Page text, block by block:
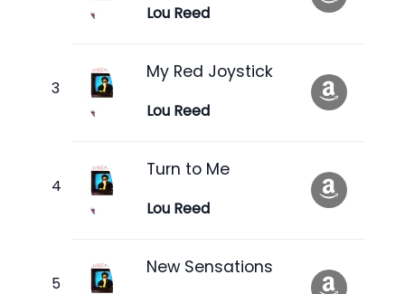
Lou Reed
My Red Joystick
Lou Reed
Turn to Me
Lou Reed
New Sensations